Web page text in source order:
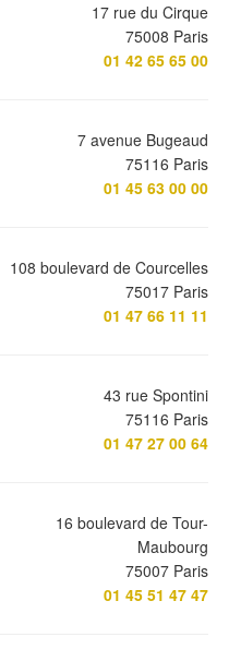
17 rue du Cirque
75008 Paris
01 42 65 65 00
7 avenue Bugeaud
75116 Paris
01 45 63 00 00
108 boulevard de Courcelles
75017 Paris
01 47 66 11 11
43 rue Spontini
75116 Paris
01 47 27 00 64
16 boulevard de Tour-
Maubourg
75007 Paris
01 45 51 47 47